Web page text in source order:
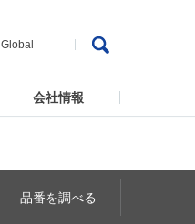
Global
会社情報
品番を調べる